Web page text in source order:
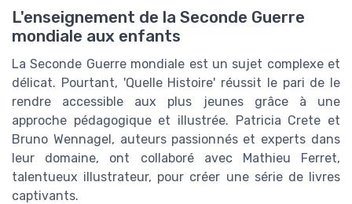
L'enseignement de la Seconde Guerre
mondiale aux enfants
La Seconde Guerre mondiale est un sujet complexe et
délicat. Pourtant, 'Quelle Histoire' réussit le pari de le
rendre accessible aux plus jeunes grâce à une
approche pédagogique et illustrée. Patricia Crete et
Bruno Wennagel, auteurs passionnés et experts dans
leur domaine, ont collaboré avec Mathieu Ferret,
talentueux illustrateur, pour créer une série de livres
captivants.